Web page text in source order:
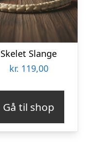
Skelet Slange
kr. 119,00
Gå til shop